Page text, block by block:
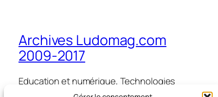
Archives Ludomag.com
2009-2017
Education et numérique, Technologies
d'Apprentissage, e-learning, serious games,